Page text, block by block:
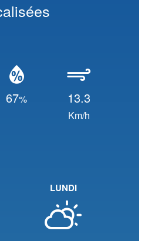
67% 13.3
Km/h
LUNDI